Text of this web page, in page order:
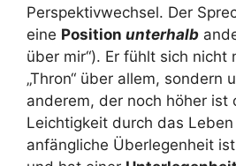
Perspektivwechsel. Der
eine Position unterhalb
über mir“). Er fühlt sich nicht
„Thron“ über allem, sondern
anderem, der noch höher ist
Leichtigkeit durch das
anfängliche Überlegenheit